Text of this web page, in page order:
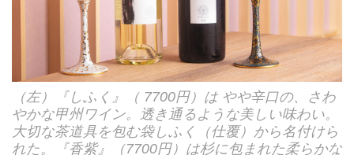
（左）『しふく』（ 7700円）は やや辛口の、さわ
やかな甲州ワイン。透き通るような美しい味わい。
大切な茶道具を包む袋しふく（仕覆）から名付けら
れた。『香紫』（7700円）は杉に包まれた柔らかな